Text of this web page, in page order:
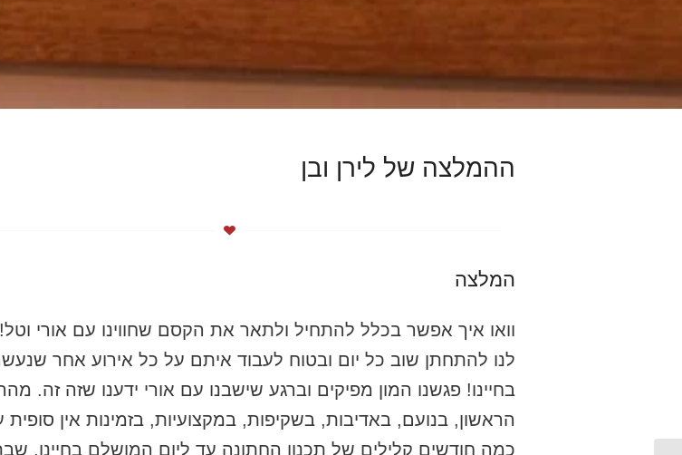
ההמלצה של לירן ובן
המלצה
וואו איך אפשר בכלל להתחיל ולתאר את הקסם שחווינו עם אורי
לנו להתחתן שוב כל יום ובטוח לעבוד איתם על כל אירוע אחר
בחיינו! פגשנו המון מפיקים וברגע שישבנו עם אורי ידענו שזה זה.
הראשון, בנועם, באדיבות, בשקיפות, במקצועיות, בזמינות אין סופית
כמה חודשים קלילים של תכנון החתונה עד ליום המושלם בחיינו,